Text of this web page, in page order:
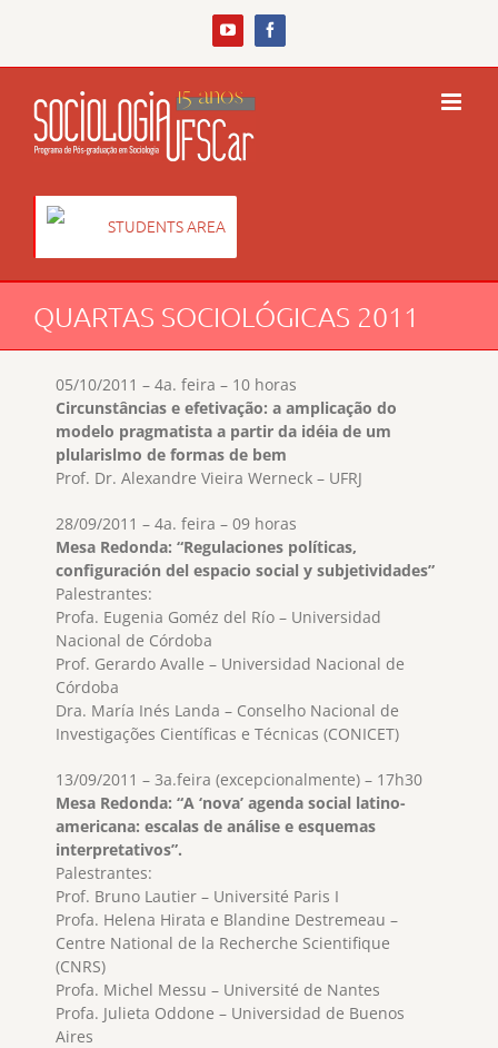
YouTubeFacebook
STUDENTS AREA
QUARTAS SOCIOLÓGICAS 2011
05/10/2011 – 4a. feira – 10 horas
Circunstâncias e efetivação: a amplicação do
modelo pragmatista a partir da idéia de um
plularislmo de formas de bem
Prof. Dr. Alexandre Vieira Werneck – UFRJ
28/09/2011 – 4a. feira – 09 horas
Mesa Redonda: “Regulaciones políticas,
configuración del espacio social y subjetividades”
Palestrantes:
Profa. Eugenia Goméz del Río – Universidad
Nacional de Córdoba
Prof. Gerardo Avalle – Universidad Nacional de
Córdoba
Dra. María Inés Landa – Conselho Nacional de
Investigações Científicas e Técnicas (CONICET)
13/09/2011 – 3a.feira (excepcionalmente) – 17h30
Mesa Redonda: “A ‘nova’ agenda social latino-
americana: escalas de análise e esquemas
interpretativos”.
Palestrantes:
Prof. Bruno Lautier – Université Paris I
Profa. Helena Hirata e Blandine Destremeau –
Centre National de la Recherche Scientifique
(CNRS)
Profa. Michel Messu – Université de Nantes
Profa. Julieta Oddone – Universidad de Buenos
Aires